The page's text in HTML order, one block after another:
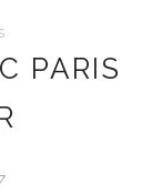
PARIS